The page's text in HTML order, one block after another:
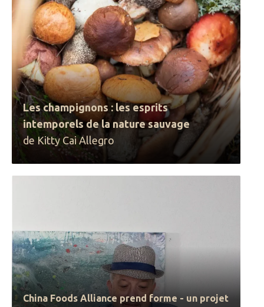
Les champignons : les esprits
intemporels de la nature sauvage
de Kitty Cai Allegro
China Foods Alliance prend forme - un projet